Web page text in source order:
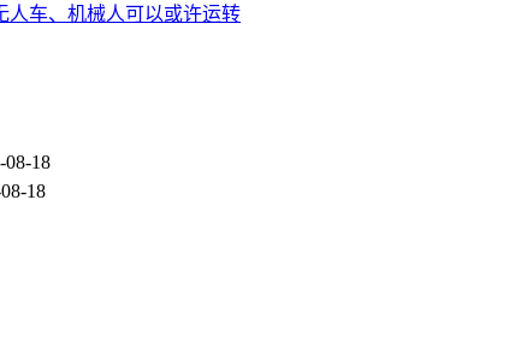
人车、机械人可以或许运转
08-18
18